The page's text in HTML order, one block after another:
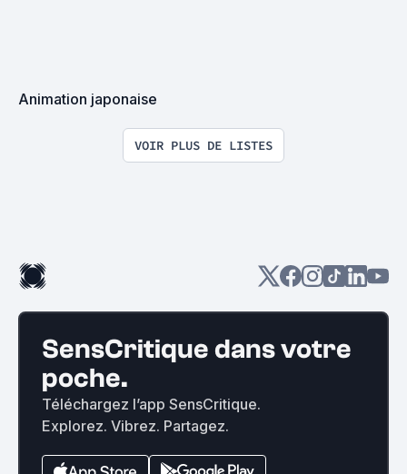
Animation japonaise
VOIR PLUS DE LISTES
SensCritique dans votre
poche.
Téléchargez l’app SensCritique.
Explorez. Vibrez. Partagez.